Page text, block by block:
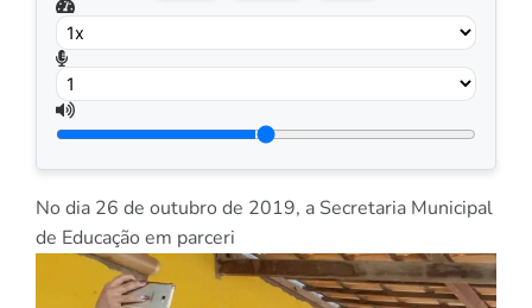
No dia 26 de outubro de 2019, a Secretaria Municipal
de Educação em parceri